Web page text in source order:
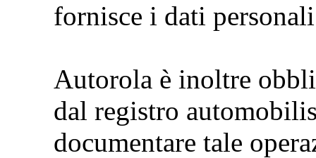
fornisce i dati
Autorola è inoltre
dal registro
documentare tale